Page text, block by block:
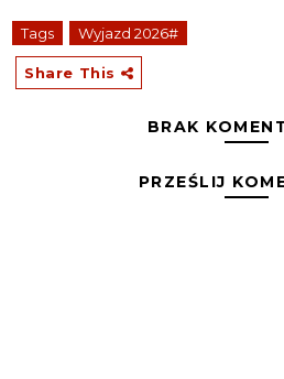
Tags Wyjazd 2026#
Share This
BRAK
PRZEŚLIJ